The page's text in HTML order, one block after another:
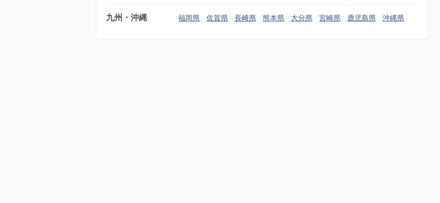
九州・沖縄 福岡県 佐賀県 長崎県 熊本県 大分県 宮崎県 鹿児島県 沖縄県